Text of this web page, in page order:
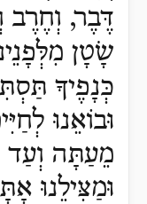
דֶּבֶר, וְחֶרֶב
שָׂטָן
כְּנָפֶיךָ
וּבוֹאֵנוּ
מֵעַתָּה וְעַד
וּמַצִּילֵנוּ